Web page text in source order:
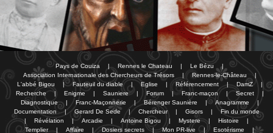
Pays de Couiza | Rennes le Chateau | Le Bézu
|
Association Internationale des Chercheurs de Trésors
| Rennes-le-Château
|
L'abbé Bigou
| Fauteuil du diable | Eglise | Référencement | DamZ
|
Recherche
| Enigme | Sauniere | Forum | Franc-maçon | Secret
|
Diagnostique
| Franc-Maçonnerie | Bérenger Saunière | Anagramme
|
Documentation
| Gerard De Sede | Chercheur | Gisors |
Fin du monde
|
Révélation | Arcadie | Antoine Bigou | Mystere | Histoire
|
Templier
| Affaire | Dosiers secrets | Mon PR-live | Esotérisme |